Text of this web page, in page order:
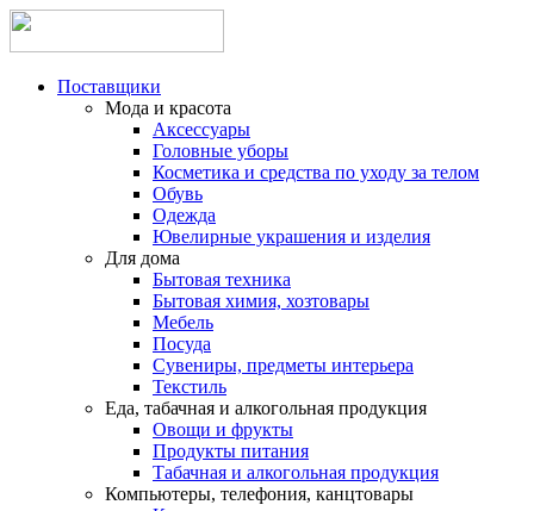
Поставщики
Мода и красота
Аксессуары
Головные уборы
Косметика и средства по уходу за телом
Обувь
Одежда
Ювелирные украшения и изделия
Для дома
Бытовая техника
Бытовая химия, хозтовары
Мебель
Посуда
Сувениры, предметы интерьера
Текстиль
Еда, табачная и алкогольная продукция
Овощи и фрукты
Продукты питания
Табачная и алкогольная продукция
Компьютеры, телефония, канцтовары